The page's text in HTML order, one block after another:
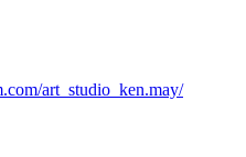
art_studio_ken.may/